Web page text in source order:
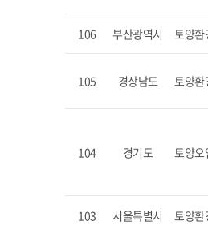
106 부산광역시 토양환
105 경상남도 토양환
104 경기도 토양오
103 서울특별시 토양환